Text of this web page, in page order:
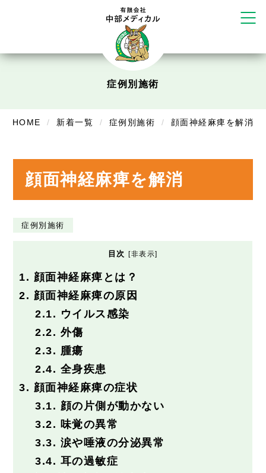
デイサービス
美容
美容鍼・コルギ
採用情報
症例別施術
HOME 新着一覧 症例別施術 顔面神経麻痺を解消
顔面神経麻痺を解消
症例別施術
目次 [非表示]
1. 顔面神経麻痺とは？
2. 顔面神経麻痺の原因
2.1. ウイルス感染
2.2. 外傷
2.3. 腫瘍
2.4. 全身疾患
3. 顔面神経麻痺の症状
3.1. 顔の片側が動かない
3.2. 味覚の異常
3.3. 涙や唾液の分泌異常
3.4. 耳の過敏症